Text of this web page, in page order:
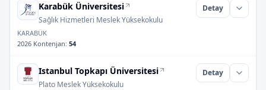
Karabük Üniversitesi
Sağlık Hizmetleri Meslek Yüksekokulu
Detay
KARABÜK
2026 Kontenjan: 54
Istanbul Topkapı Üniversitesi
Plato Meslek Yüksekokulu
Detay